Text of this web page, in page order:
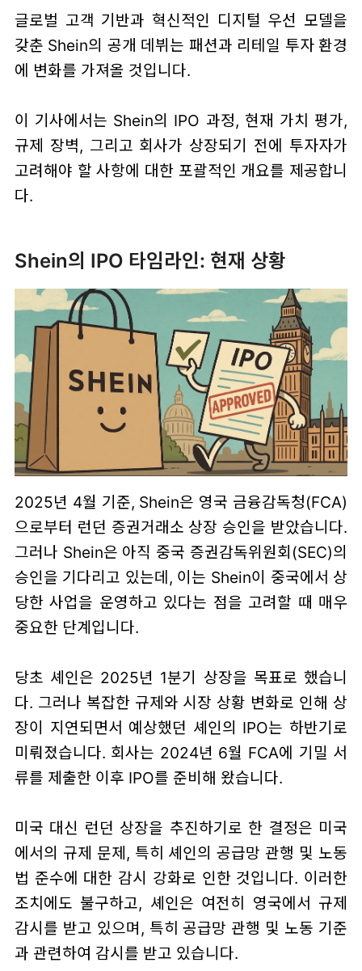
글로벌 고객 기반과 혁신적인 디지털 우선 모델을
갖춘 Shein의 공개 데뷔는 패션과 리테일 투자 환경
에 변화를 가져올 것입니다.
이 기사에서는 Shein의 IPO 과정, 현재 가치 평가,
규제 장벽, 그리고 회사가 상장되기 전에 투자자가
고려해야 할 사항에 대한 포괄적인 개요를 제공합니
다.
Shein의 IPO 타임라인: 현재 상황
2025년 4월 기준, Shein은 영국 금융감독청(FCA)
으로부터 런던 증권거래소 상장 승인을 받았습니다.
그러나 Shein은 아직 중국 증권감독위원회(SEC)의
승인을 기다리고 있는데, 이는 Shein이 중국에서 상
당한 사업을 운영하고 있다는 점을 고려할 때 매우
중요한 단계입니다.
당초 셰인은 2025년 1분기 상장을 목표로 했습니
다. 그러나 복잡한 규제와 시장 상황 변화로 인해 상
장이 지연되면서 예상했던 셰인의 IPO는 하반기로
미뤄졌습니다. 회사는 2024년 6월 FCA에 기밀 서
류를 제출한 이후 IPO를 준비해 왔습니다.
미국 대신 런던 상장을 추진하기로 한 결정은 미국
에서의 규제 문제, 특히 셰인의 공급망 관행 및 노동
법 준수에 대한 감시 강화로 인한 것입니다. 이러한
조치에도 불구하고, 셰인은 여전히 영국에서 규제
감시를 받고 있으며, 특히 공급망 관행 및 노동 기준
과 관련하여 감시를 받고 있습니다.